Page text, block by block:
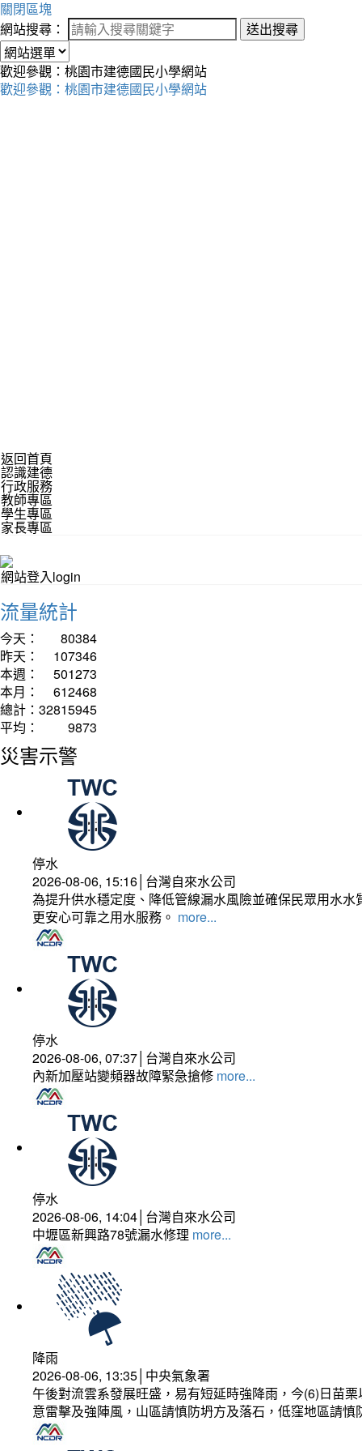
關閉區塊
網站搜尋：
送出搜尋
歡迎參觀：桃園市建德國民小學網站
歡迎參觀：桃園市建德國民小學網站
返回首頁
認識建德
行政服務
教師專區
學生專區
家長專區
網站登入login
流量統計
今天：
80384
昨天：
107346
本週：
501273
本月：
612468
總計： 32815945
平均：
9873
災害示警
停水
2026-08-06, 15:16│台灣自來水公司
為提升供水穩定度、降低管線漏水風險並確保民眾用水
更安心可靠之用水服務。 more...
停水
2026-08-06, 07:37│台灣自來水公司
內新加壓站變頻器故障緊急搶修 more...
停水
2026-08-06, 14:04│台灣自來水公司
中壢區新興路78號漏水修理 more...
降雨
2026-08-06, 13:35│中央氣象署
午後對流雲系發展旺盛，易有短延時強降雨，今(6)日苗
意雷擊及強陣風，山區請慎防坍方及落石，低窪地區請